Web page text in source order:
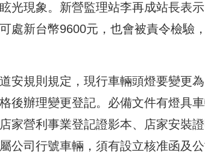
光現象。新營監理站李再成站長表
處新台幣9600元，也會被責令檢驗
安規則規定，現行車輛頭燈要變更
後辦理變更登記。必備文件有燈具
家營利事業登記證影本、店家安裝
公司行號車輛，須有設立核准函及公